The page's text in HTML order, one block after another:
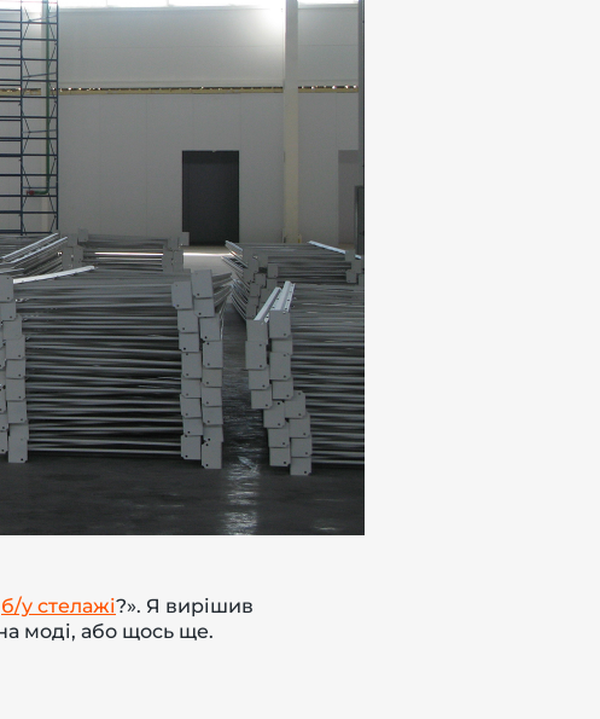
б/у стелажі?». Я вирішив
моді, або щось ще.